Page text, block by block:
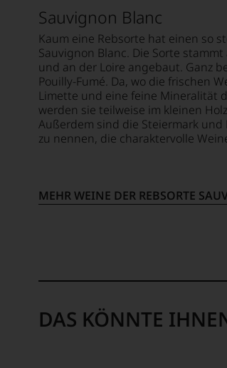
Sauvignon Blanc
Kaum eine Rebsorte hat einen so
Sauvignon Blanc. Die Sorte
und an der Loire angebaut. Ganz
Pouilly-Fumé. Da, wo die frischen
Limette und eine feine Mineralität
werden sie teilweise im kleinen
Außerdem sind die Steiermark
zu nennen, die charaktervolle
MEHR WEINE DER REBSORTE
DAS KÖNNTE